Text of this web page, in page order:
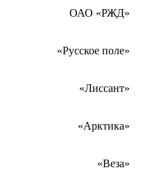
ОАО «РЖД»
«Русское поле»
«Лиссант»
«Арктика»
«Веза»